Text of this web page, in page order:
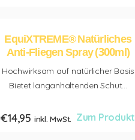
EquiXTREME® Natürliches
Anti-Fliegen Spray (300ml)
Hochwirksam auf natürlicher Basis
Bietet langanhaltenden Schut...
€14,95 inkl. MwSt. Zum Produkt